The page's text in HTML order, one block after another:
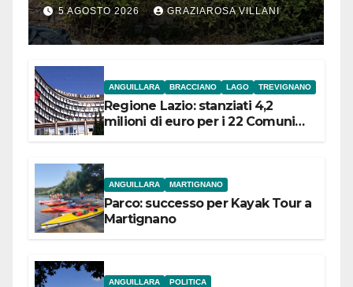
5 AGOSTO 2026 GRAZIAROSA VILLANI
ANGUILLARA BRACCIANO LAGO TREVIGNANO
Regione Lazio: stanziati 4,2
milioni di euro per i 22 Comuni
ANGUILLARA MARTIGNANO
Parco: successo per Kayak Tour a
Martignano
ANGUILLARA POLITICA